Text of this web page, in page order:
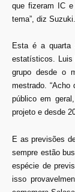
que fizeram IC
tema”, diz Suzuki.
Esta é a quarta
estatísticos. Luis
grupo desde o
mestrado.
público em
projeto e desde
E as previsões
sempre estão
espécie de
isso